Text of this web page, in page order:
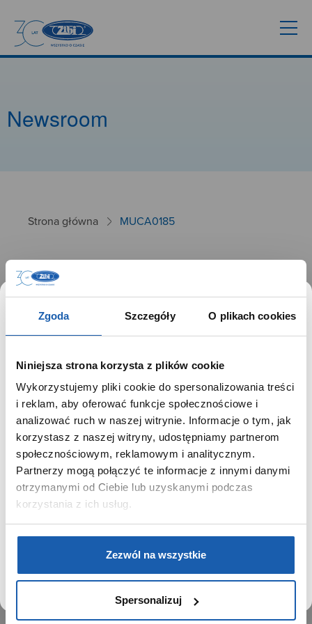
Zgoda Szczegóły O plikach cookies
Niniejsza strona korzysta z plików cookie
Wykorzystujemy pliki cookie do spersonalizowania treści
i reklam, aby oferować funkcje społecznościowe i
analizować ruch w naszej witrynie. Informacje o tym, jak
korzystasz z naszej witryny, udostępniamy partnerom
społecznościowym, reklamowym i analitycznym.
Partnerzy mogą połączyć te informacje z innymi danymi
otrzymanymi od Ciebie lub uzyskanymi podczas
korzystania z ich usług.
Zezwól na wszystkie
Spersonalizuj
Newsroom
Strona główna MUCA0185
MUCA0185
26.01.2025
GRUPA ZIBI
Historia
Misja, wizja i wartości Grupy Zibi
Ważne daty
Kariera
Zgoda na ciasteczka
PRODUKTY
Kalkulatory
SIECI SPRZEDAŻY
SZANOWNY UŻYTKOWNIKU,
SZANOWNA UŻYTKOWNICZKO
Używamy plików cookie w celach analitycznych,
statystycznych i marketingowych, w tym aby analizować
ruch w tej witrynie, optymalizować jej działanie oraz
zapamiętywać Twoje preferencje.